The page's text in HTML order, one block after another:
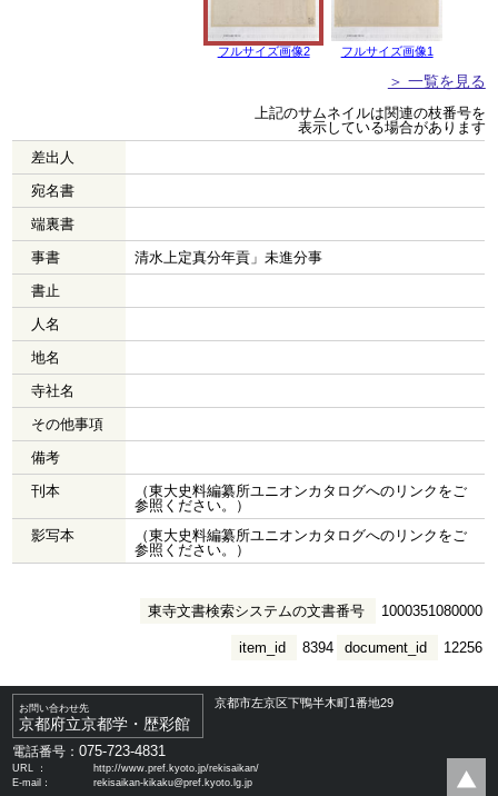
フルサイズ画像2 フルサイズ画像1
＞ 一覧を見る
上記のサムネイルは関連の枝番号を
表示している場合があります
差出人
宛名書
端裏書
事書
清水上定真分年貢」未進分事
書止
人名
地名
寺社名
その他事項
備考
刊本
（東大史料編纂所ユニオンカタログへのリンクをご
参照ください。）
影写本
（東大史料編纂所ユニオンカタログへのリンクをご
参照ください。）
東寺文書検索システムの文書番号 1000351080000
document_id 12256
item_id 8394
お問い合わせ先
京都府立京都学・歴彩館
京都市左京区下鴨半木町1番地29
電話番号：075-723-4831
URL ：
http://www.pref.kyoto.jp/rekisaikan/
E-mail：
rekisaikan-kikaku@pref.kyoto.lg.jp